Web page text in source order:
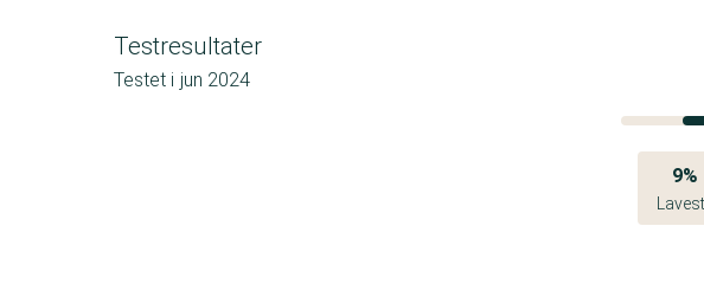
Testresultater
Testet i jun 2024
9%